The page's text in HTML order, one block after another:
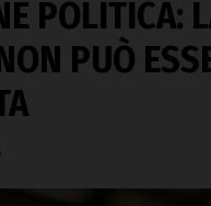
POLITICA:
PUÒ